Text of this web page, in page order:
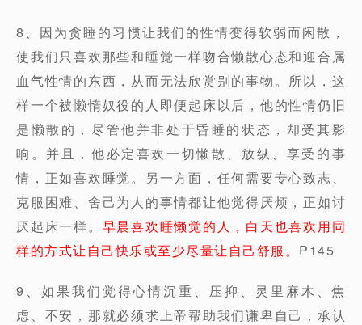
8、因为贪睡的习惯让我们的性情变得软弱而闲散，
使我们只喜欢那些和睡觉一样吻合懒散心态和迎合属
血气性情的东西，从而无法欣赏别的事物。所以，这
样一个被懒惰奴役的人即便起床以后，他的性情仍旧
是懒散的，尽管他并非处于昏睡的状态，却受其影
响。并且，他必定喜欢一切懒散、放纵、享受的事
情，正如喜欢睡觉。另一方面，任何需要专心致志、
克服困难、舍己为人的事情都让他觉得厌烦，正如讨
厌起床一样。 早晨喜欢睡懒觉的人，白天也喜欢用同
样的方式让自己快乐或至少尽量让自己舒服。 P145
9、如果我们觉得心情沉重、压抑、灵里麻木、焦
虑、不安，那就必须求上帝帮助我们谦卑自己，承认